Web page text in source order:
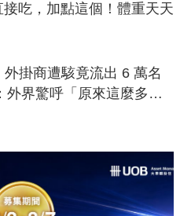
吃，加點這個！體重天天
外掛商遭駭竟流出 6 萬名
外界驚呼「原來這麼多人